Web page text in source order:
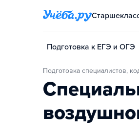
Подготовка к ЕГЭ и ОГЭ
Подготовка специалистов,